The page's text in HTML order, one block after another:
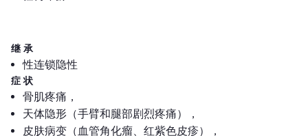
继承
性连锁隐性
症状
骨肌疼痛，
天体隐形（手臂和腿部剧烈疼痛），
皮肤病变（血管角化瘤、红紫色皮疹），